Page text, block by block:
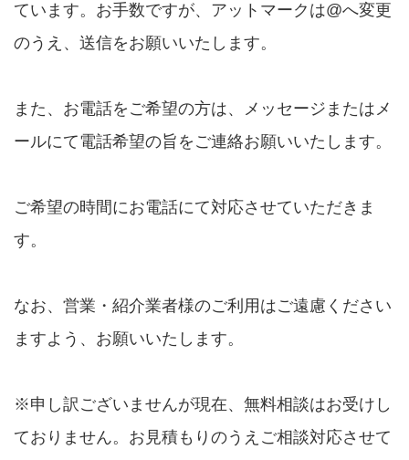
ています。お手数ですが、アットマークは@へ変更
のうえ、送信をお願いいたします。
また、お電話をご希望の方は、メッセージまたはメ
ールにて電話希望の旨をご連絡お願いいたします。
ご希望の時間にお電話にて対応させていただきま
す。
なお、営業・紹介業者様のご利用はご遠慮ください
ますよう、お願いいたします。
※申し訳ございませんが現在、無料相談はお受けし
ておりません。お見積もりのうえご相談対応させて